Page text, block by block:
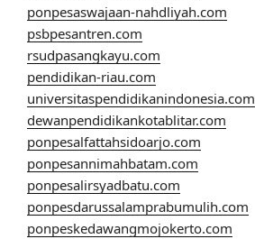
ponpesaswajaan-nahdliyah.com
psbpesantren.com
rsudpasangkayu.com
pendidikan-riau.com
universitaspendidikanindonesia.com
dewanpendidikankotablitar.com
ponpesalfattahsidoarjo.com
ponpesannimahbatam.com
ponpesalirsyadbatu.com
ponpesdarussalamprabumulih.com
ponpeskedawangmojokerto.com